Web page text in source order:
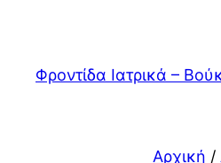
περιεχόμενο
Φροντίδα Ιατρικά –
Αρχική /